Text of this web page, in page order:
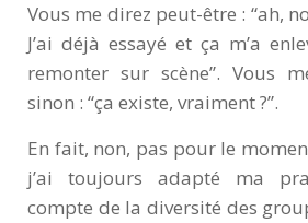
Vous me direz peut-être : “ah,
J’ai déjà essayé et ça m’a
remonter sur scène”. Vous
sinon : “ça existe, vraiment ?”.
En fait, non, pas pour le
j’ai toujours adapté ma
compte de la diversité des